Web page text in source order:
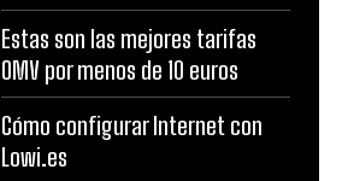
Estas son las mejores tarifas
OMV por menos de 10 euros
Cómo configurar Internet con
Lowi.es